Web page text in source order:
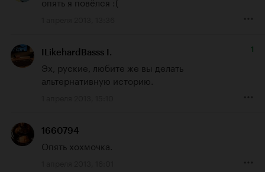
ILikehardBasss I. 1
Эх, руские, любите же вы делать
альтернативную историю.
1660794
Опять хохмочка.